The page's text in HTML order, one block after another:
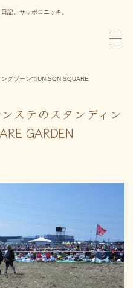
記。サッポロニッキ。
グゾーンでUNISON SQUARE
ステのスタンディン
GARDEN